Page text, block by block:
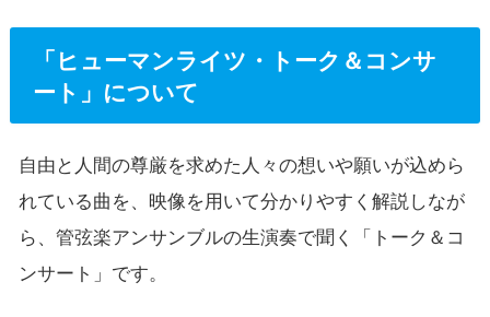
「ヒューマンライツ・トーク＆コンサ
ート」について
自由と人間の尊厳を求めた人々の想いや願いが込めら
れている曲を、映像を用いて分かりやすく解説しなが
ら、管弦楽アンサンブルの生演奏で聞く「トーク＆コ
ンサート」です。